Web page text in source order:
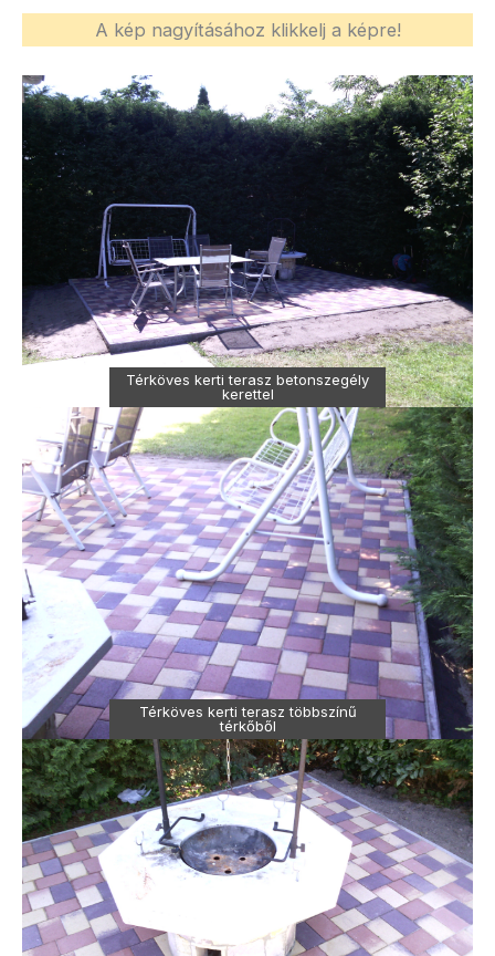
A kép nagyításához klikkelj a képre!
Térköves kerti terasz betonszegély
kerettel
Térköves kerti terasz többszínű
térkőből